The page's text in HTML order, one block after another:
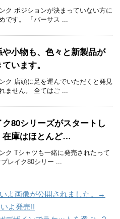
ク ポジションが決まっていない方に
です。 「バーサス ...
や小物も、色々と新製品が
います。
ク 店頭に足を運んでいただくと発見
ません。 全てはご ...
80シリーズがスタートし
在庫はほとんど…
ク Tシャツも一緒に発売されたって
レイク80シリー ...
よ画像が公開されました。→
よ発売!!